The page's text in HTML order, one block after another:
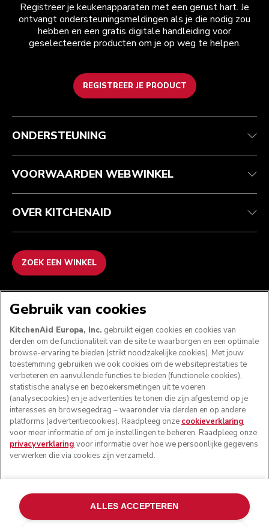
Registreer je keukenapparaten met een gerust hart. Je
ontvangt ondersteuningsmeldingen als je die nodig zou
hebben en een gratis digitale handleiding voor
geselecteerde producten om je op weg te helpen.
REGISTREER JE PRODUCT
Health check
Je bestelling volgen
Garantie en documenten
Veelgestelde vragen
Algemene voorwaarden
Retournering en terugbetaling
Imprint
ODR
Het merk
Zoek een winkel
ONDERSTEUNING
VOORWAARDEN WEBWINKEL
OVER KITCHENAID
ZOEK EEN WINKEL
VOLG ONS
© KitchenAid 2026 - Alle rechten voorbehouden.
KitchenAid en het design van de mixer zijn handelsmerken
in de Verenigde Staten en andere landen.
Gebruik van cookies
KitchenAid Europa, Inc. gebruikt eigen cookies en cookies van
derden om de functionaliteit van de site te waarborgen en een optimale
browse-ervaring te bieden (strikt noodzakelijke cookies). Met jouw
toestemming gebruiken we ook cookies om de websiteprestaties te
verbeteren en aanvullende functies te bieden (functionele cookies),
statistische analyse en bezoekersmetingen uit te voeren
(analysecookies) en je advertenties te tonen die zijn afgestemd op je
interesses en browsegedrag – waaronder via derden en op andere
platforms (advertentiecookies). Raadpleeg onze cookieverklaring
voor meer informatie of om je instellingen te beheren. Raadpleeg onze
privacyverklaring voor informatie over hoe we persoonlijke gegevens
verwerken die via cookies zijn verzameld.
ALLES ACCEPTEREN